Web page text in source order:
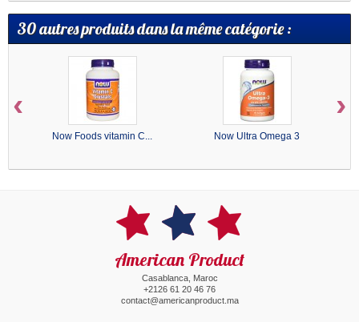
30 autres produits dans la même catégorie :
Now Foods vitamin C... Now Ultra Omega 3
‹ ›
American Product
Casablanca, Maroc
+2126 61 20 46 76
contact@americanproduct.ma